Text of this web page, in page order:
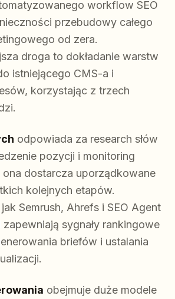
workflow SEO
przebudowy całego
od zera.
droga to dokładanie warstw
istniejącego CMS-a i
korzystając z trzech
odpowiada za research słów
pozycji i monitoring
ona dostarcza uporządkowane
kolejnych etapów.
Semrush, Ahrefs i SEO Agent
sygnały rankingowe
briefów i ustalania
obejmuje duże modele